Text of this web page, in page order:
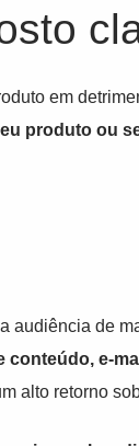
em
produto ou
audiência de
conteúdo, e-
alto retorno